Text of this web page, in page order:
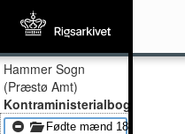
Hammer Sogn
(Præstø Amt)
Kontraministerialbog
Fødte mænd 1840 - Fødte